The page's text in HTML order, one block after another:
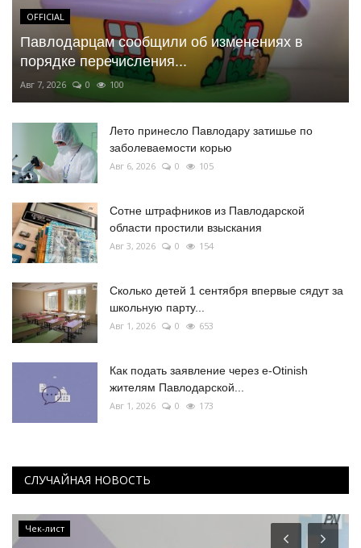
OFFICIAL
Павлодарцам сообщили об изменениях в
порядке перечисления...
Авг 7, 2026 0 100
Лето принесло Павлодару затишье по
заболеваемости корью
Авг 6, 2026 0 105
Сотне штрафников из Павлодарской
области простили взыскания
Авг 3, 2026 0 154
Сколько детей 1 сентября впервые сядут за
школьную парту...
Авг 1, 2026 0 653
Как подать заявление через e-Otinish
жителям Павлодарской...
Авг 1, 2026 0 173
СЛУЧАЙНАЯ НОВОСТЬ
Чек-лист